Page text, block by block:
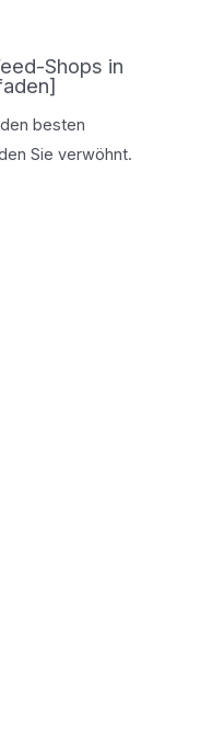
Shops in
besten
Sie verwöhnt.